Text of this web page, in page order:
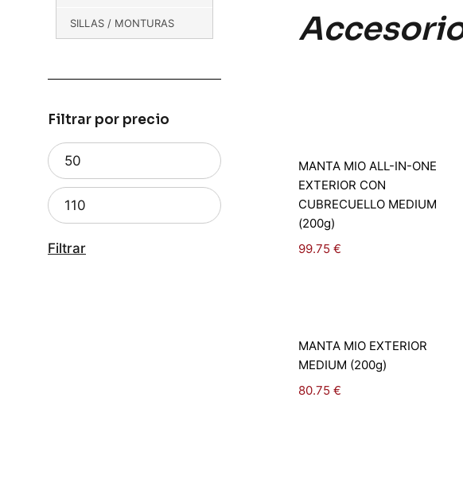
SILLAS / MONTURAS
Filtrar por precio
Filtrar
opciones
MANTA MIO ALL-IN-ONE
EXTERIOR CON
CUBRECUELLO MEDIUM
(200g)
99.75 €
opciones
MANTA MIO EXTERIOR
MEDIUM (200g)
80.75 €